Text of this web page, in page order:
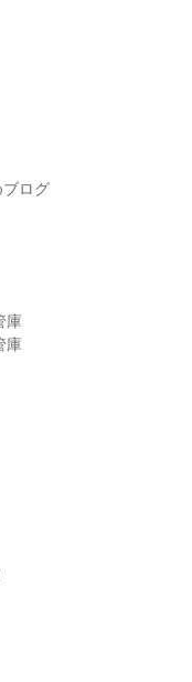
ブログ
庫
庫